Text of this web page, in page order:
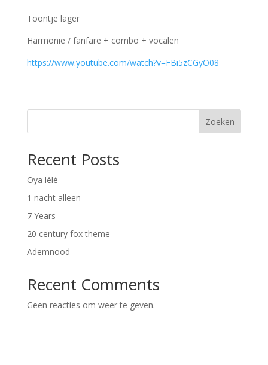
Toontje lager
Harmonie / fanfare + combo + vocalen
https://www.youtube.com/watch?v=FBi5zCGyO08
Zoeken
Recent Posts
Oya lélé
1 nacht alleen
7 Years
20 century fox theme
Ademnood
Recent Comments
Geen reacties om weer te geven.